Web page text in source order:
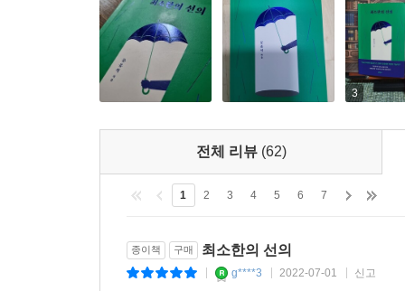
공리주의적 관점에서 보면 충분하지 않은 응보야
정에 휘둘리는 사법 포퓰리즘이 아니다. 오히려 사
--- p.158
세상의 갈등 모두가 선과 악의 대결, 또는 정의와
도 하다.
자유가 사회를 견인하되, 그 속도가 누군가를 낙
--- p.205
가진 자부터 소비자에 이르는 그 모든 ‘갑질’과
않은지, 법이 왜 인간 존엄성을 최상위의 가치로
글들로 이루어진 1부에서는 23년간 법관으로서
존엄하다는 것이고, 그러한 능력이 있음에도 법
된다. 모든 인간은 존엄하기에 그의 인종·성별·
인간으로서의 기본적인 권리가 보장되어야 하는
인간이라는 이름의 공해 속 우리는
제각각 달라도, 불편해도, 타협하며 함께 살아갈 수
3
전체 리뷰 (62)
1 2 3 4 5 6 7
종이책 구매 최소한의 선의
g****3 2022-07-01 신고